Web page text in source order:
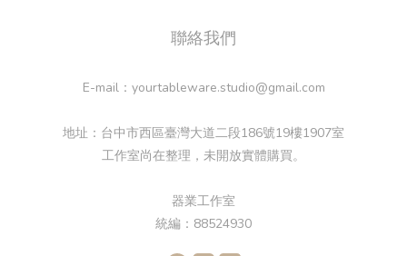
聯絡我們
E-mail：yourtableware.studio@gmail.com
地址：台中市西區臺灣大道二段186號19樓1907室
工作室尚在整理，未開放實體購買。
器業工作室
統編：88524930